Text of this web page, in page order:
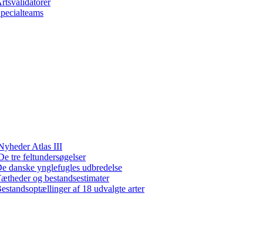
Atlas III
tre feltundersøgelser
danske ynglefugles udbredelse
og bestandsestimater
af 18 udvalgte arter